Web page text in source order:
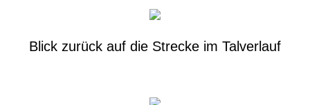
Blick zurück auf die Strecke im Talverlauf